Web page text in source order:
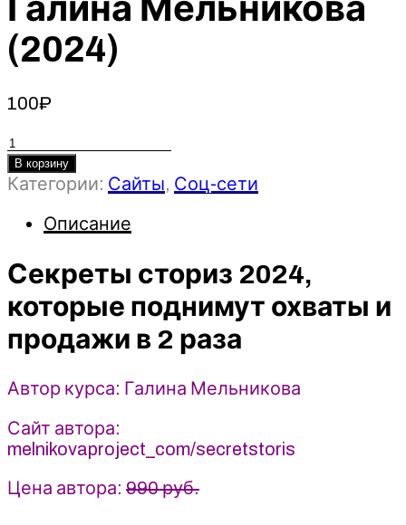
Галина Мельникова
(2024)
100₽
Количество
товара
Секреты
2024,
поднимут
охваты
и
продажи
2
раза
-
Галина
Мельникова
(2024)
В корзину
Категории: Сайты, Соц-сети
Описание
Секреты сториз 2024,
которые поднимут охваты и
продажи в 2 раза
Автор курса: Галина Мельникова
Сайт автора:
melnikovaproject_com/secretstoris
Цена автора: 990 руб.